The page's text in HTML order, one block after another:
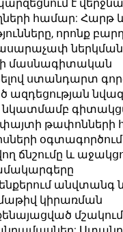
է
համար: Հարթ
որոնք
ներկման
մասնագիտական
ստանդարտ
ազդեցության
նկատմամբ
թափոնների
ճնշումը և
անվտանգ
կիրառման